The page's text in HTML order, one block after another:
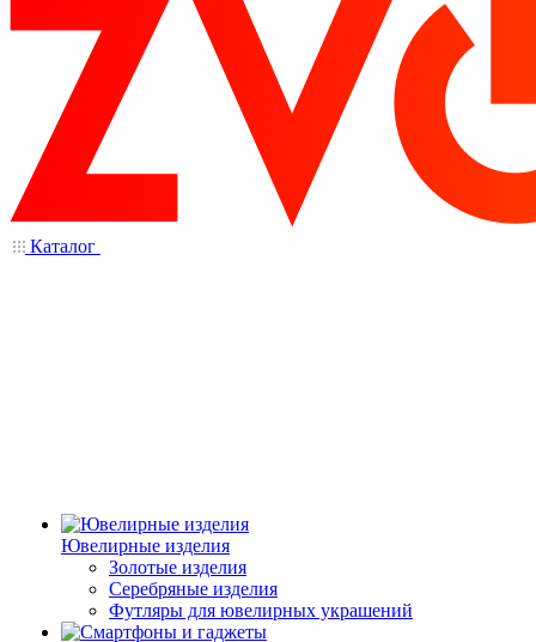
Каталог
Ювелирные изделия
Золотые изделия
Серебряные изделия
Футляры для ювелирных украшений